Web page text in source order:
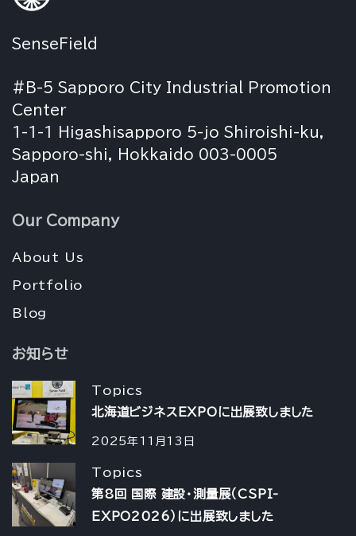
ン
SenseField
#B-5 Sapporo City Industrial Promotion
Center
1-1-1 Higashisapporo 5-jo Shiroishi-ku,
Sapporo-shi, Hokkaido 003-0005
Japan
Our Company
About Us
Portfolio
Blog
お知らせ
Topics
北海道ビジネスEXPOに出展致しました
2025年11月13日
Topics
第8回 国際 建設・測量展（CSPI-
EXPO2026）に出展致しました